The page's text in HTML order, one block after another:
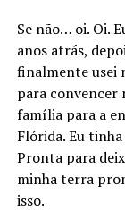
Se não… oi. Oi.
anos atrás,
finalmente usei
para convencer
família para a
Flórida. Eu
Pronta para
minha terra
isso.